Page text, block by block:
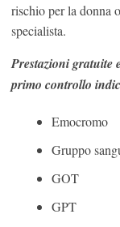
rischio per la donna
specialista.
Prestazioni gratuite
primo controllo
Emocromo
Gruppo
GOT
GPT